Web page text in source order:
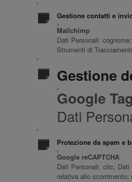
Gestione contatti e
Mailchimp
Dati Personali:
Strumenti di
Gestione
Google
Dati
Protezione da spam e
Google reCAPTCHA
Dati Personali: clic;
relativa allo